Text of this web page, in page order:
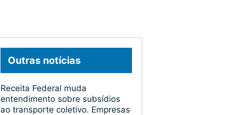
Outras notícias
Receita Federal muda
entendimento sobre subsídios
ao transporte coletivo. Empresas